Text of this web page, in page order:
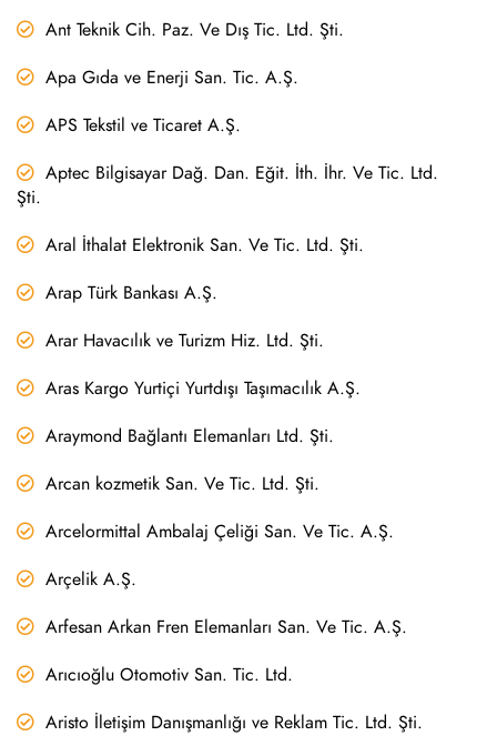
Ant Teknik Cih. Paz. Ve Dış Tic. Ltd. Şti.
Apa Gıda ve Enerji San. Tic. A.Ş.
APS Tekstil ve Ticaret A.Ş.
Aptec Bilgisayar Dağ. Dan. Eğit. İth. İhr. Ve Tic. Ltd.
Şti.
Aral İthalat Elektronik San. Ve Tic. Ltd. Şti.
Arap Türk Bankası A.Ş.
Arar Havacılık ve Turizm Hiz. Ltd. Şti.
Aras Kargo Yurtiçi Yurtdışı Taşımacılık A.Ş.
Araymond Bağlantı Elemanları Ltd. Şti.
Arcan kozmetik San. Ve Tic. Ltd. Şti.
Arcelormittal Ambalaj Çeliği San. Ve Tic. A.Ş.
Arçelik A.Ş.
Arfesan Arkan Fren Elemanları San. Ve Tic. A.Ş.
Arıcıoğlu Otomotiv San. Tic. Ltd.
Aristo İletişim Danışmanlığı ve Reklam Tic. Ltd. Şti.